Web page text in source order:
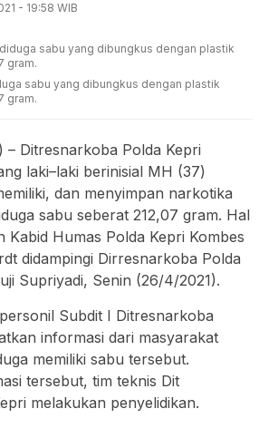
- 19:58 WIB
sabu yang dibungkus dengan plastik
gram.
– Ditresnarkoba Polda Kepri
laki–laki berinisial MH (37)
dan menyimpan narkotika
sabu seberat 212,07 gram. Hal
Kabid Humas Polda Kepri Kombes
didampingi Dirresnarkoba Polda
Supriyadi, Senin (26/4/2021).
Subdit I Ditresnarkoba
informasi dari masyarakat
memiliki sabu tersebut.
tersebut, tim teknis Dit
melakukan penyelidikan.